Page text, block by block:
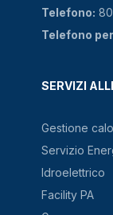
SERVIZI
Gestione
Servizio
Idroelettrico
Facility PA
Telefono:
Telefono